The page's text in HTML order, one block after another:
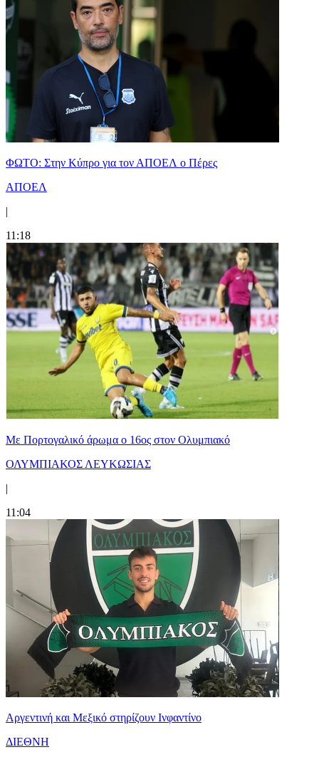
ΦΩΤΟ: Στην Κύπρο για τον ΑΠΟΕΛ ο Πέρες
ΑΠΟΕΛ
|
11:18
Με Πορτογαλικό άρωμα ο 16ος στον Ολυμπιακό
ΟΛΥΜΠΙΑΚΟΣ ΛΕΥΚΩΣΙΑΣ
|
11:04
Αργεντινή και Μεξικό στηρίζουν Ινφαντίνο
ΔΙΕΘΝΗ